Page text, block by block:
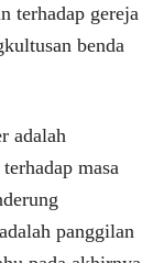
terhadap gereja
benda
adalah
masa
panggilan